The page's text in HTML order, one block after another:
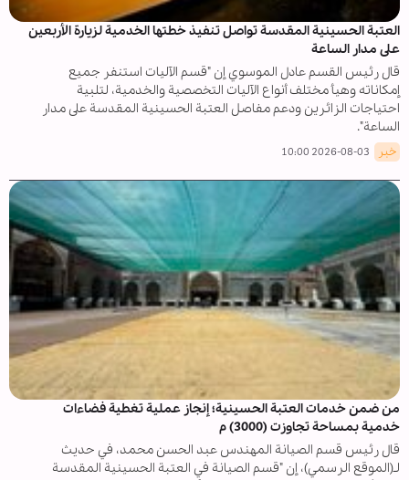
العتبة الحسينية المقدسة تواصل تنفيذ خطتها الخدمية لزيارة الأربعين
على مدار الساعة
قال رئيس القسم عادل الموسوي إن "قسم الآليات استنفر جميع
إمكاناته وهيأ مختلف أنواع الآليات التخصصية والخدمية، لتلبية
احتياجات الزائرين ودعم مفاصل العتبة الحسينية المقدسة على مدار
الساعة".
خبر 2026-08-03 10:00
من ضمن خدمات العتبة الحسينية؛ إنجاز عملية تغطية فضاءات
خدمية بمساحة تجاوزت (3000) م
قال رئيس قسم الصيانة المهندس عبد الحسن محمد، في حديث
لـ(الموقع الرسمي)، إن "قسم الصيانة في العتبة الحسينية المقدسة